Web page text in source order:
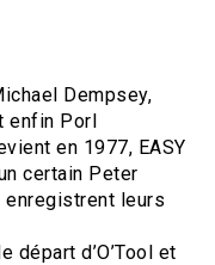
Dempsey,
enfin Porl
en 1977, EASY
certain Peter
enregistrent leurs
départ d’O’Tool et